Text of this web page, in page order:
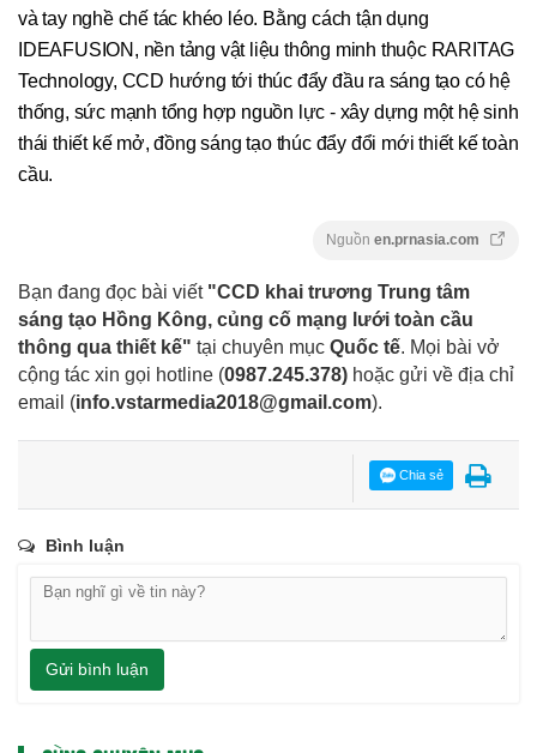
và tay nghề chế tác khéo léo. Bằng cách tận dụng
IDEAFUSION, nền tảng vật liệu thông minh thuộc RARITAG
Technology, CCD hướng tới thúc đẩy đầu ra sáng tạo có hệ
thống, sức mạnh tổng hợp nguồn lực - xây dựng một hệ sinh
thái thiết kế mở, đồng sáng tạo thúc đẩy đổi mới thiết kế toàn
cầu.
Nguồn en.prnasia.com
Bạn đang đọc bài viết "CCD khai trương Trung tâm
sáng tạo Hồng Kông, củng cố mạng lưới toàn cầu
thông qua thiết kế" tại chuyên mục Quốc tế. Mọi bài vở
cộng tác xin gọi hotline (0987.245.378) hoặc gửi về địa chỉ
email (info.vstarmedia2018@gmail.com).
Chia sẻ
Bình luận
Gửi bình luận